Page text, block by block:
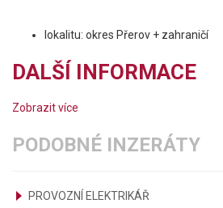
lokalitu: okres Přerov + zahraničí
DALŠÍ INFORMACE
Zobrazit více
PODOBNÉ INZERÁTY
PROVOZNÍ ELEKTRIKÁŘ